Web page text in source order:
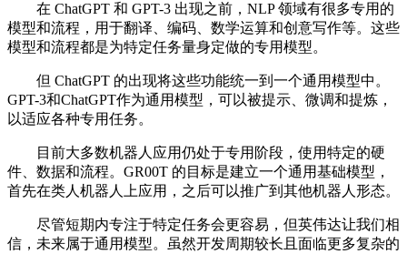
在 ChatGPT 和 GPT-3 出现之前，NLP 领域有很多专用的
模型和流程，用于翻译、编码、数学运算和创意写作等。这些
模型和流程都是为特定任务量身定做的专用模型。
但 ChatGPT 的出现将这些功能统一到一个通用模型中。
GPT-3和ChatGPT作为通用模型，可以被提示、微调和提炼，
以适应各种专用任务。
目前大多数机器人应用仍处于专用阶段，使用特定的硬
件、数据和流程。GR00T 的目标是建立一个通用基础模型，
首先在类人机器人上应用，之后可以推广到其他机器人形态。
尽管短期内专注于特定任务会更容易，但英伟达让我们相
信，未来属于通用模型。虽然开发周期较长且面临更多复杂的